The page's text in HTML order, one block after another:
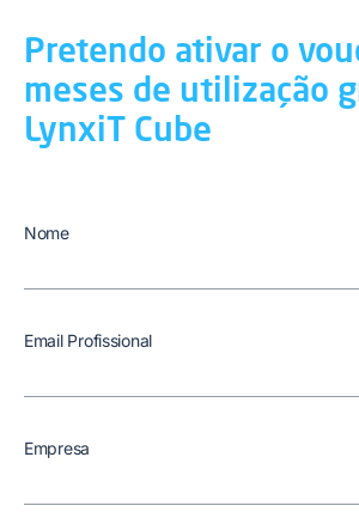
Pretendo ativar o
meses de utilização
LynxiT Cube
Nome
Email Profissional
Empresa